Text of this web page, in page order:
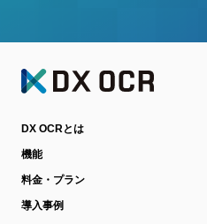
DX OCRとは
機能
料金・プラン
導入事例